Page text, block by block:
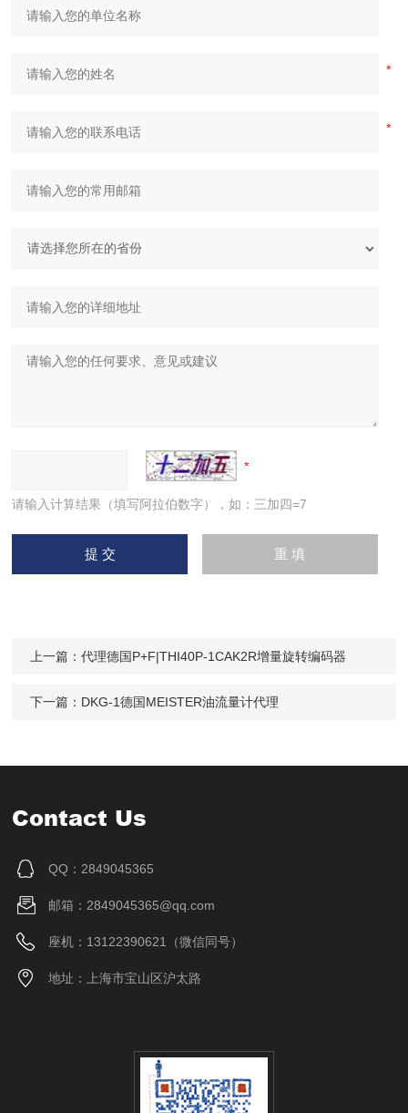
请输入计算结果（填写阿拉伯数字），如：三加四=7
上一篇：代理德国P+F|THI40P-1CAK2R增量旋转编码器
下一篇： DKG-1德国MEISTER油流量计代理
Contact Us
QQ：2849045365
邮箱：2849045365@qq.com
座机：13122390621（微信同号）
地址：上海市宝山区沪太路